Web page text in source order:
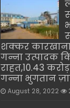
शक्कर
गन्ना उत्पादक
राहत,10.43
गन्ना भुगतान
August 28, 2022